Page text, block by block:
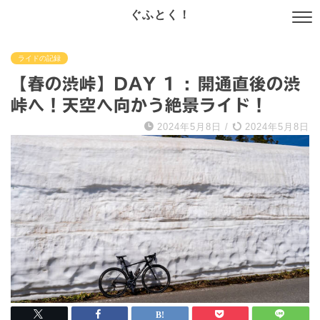
ぐふとく！
ライドの記録
【春の渋峠】DAY 1 : 開通直後の渋
峠へ！天空へ向かう絶景ライド！
2024年5月8日 / 2024年5月8日